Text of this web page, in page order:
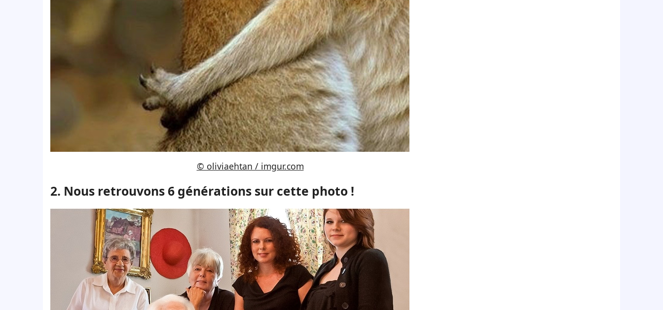
© oliviaehtan / imgur.com
2. Nous retrouvons 6 générations sur cette photo !